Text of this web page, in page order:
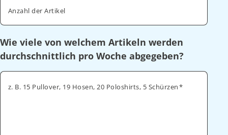
Anzahl der Artikel
Wie viele von welchem Artikeln werden
durchschnittlich pro Woche abgegeben?
z. B. 15 Pullover, 19 Hosen, 20 Poloshirts, 5 Schürzen